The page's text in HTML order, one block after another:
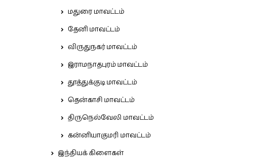
மதுரை மாவட்டம்
தேனி மாவட்டம்
விருதுநகர் மாவட்டம்
இராமநாதபுரம் மாவட்டம்
தூத்துக்குடி மாவட்டம்
தென்காசி மாவட்டம்
திருநெல்வேலி மாவட்டம்
கன்னியாகுமரி மாவட்டம்
இந்தியக் கிளைகள்